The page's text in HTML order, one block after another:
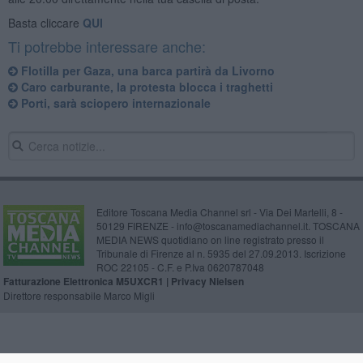
Basta cliccare QUI
Ti potrebbe interessare anche:
Flotilla per Gaza, una barca partirà da Livorno
Caro carburante, la protesta blocca i traghetti
Porti, sarà sciopero internazionale
Editore Toscana Media Channel srl - Via Dei Martelli, 8 -
50129 FIRENZE - info@toscanamediachannel.it. TOSCANA
MEDIA NEWS quotidiano on line registrato presso il
Tribunale di Firenze al n. 5935 del 27.09.2013. Iscrizione
ROC 22105 - C.F. e P.Iva 0620787048
Fatturazione Elettronica M5UXCR1 | Privacy Nielsen
Direttore responsabile Marco Migli